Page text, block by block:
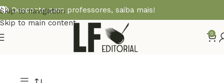
Skip to navigation
Skip to main content
Desconto para professores, saiba mais!
0